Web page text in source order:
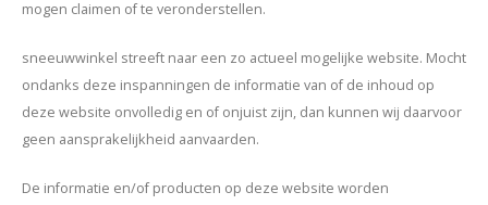
mogen claimen of te veronderstellen.
sneeuwwinkel streeft naar een zo actueel mogelijke website. Mocht
ondanks deze inspanningen de informatie van of de inhoud op
deze website onvolledig en of onjuist zijn, dan kunnen wij daarvoor
geen aansprakelijkheid aanvaarden.
De informatie en/of producten op deze website worden